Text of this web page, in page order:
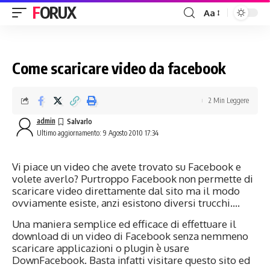
FORUX Aa
Come scaricare video da facebook
Ultimo aggiornamento: 9 Agosto 2010 17:34
admin
2 Min Leggere
Vi piace un video che avete trovato su Facebook e
volete averlo? Purtroppo Facebook non permette di
scaricare video direttamente dal sito ma il modo
ovviamente esiste, anzi esistono diversi trucchi….
Una maniera semplice ed efficace di effettuare il
download di un video di Facebook senza nemmeno
scaricare applicazioni o plugin è usare
DownFacebook. Basta infatti visitare questo sito ed